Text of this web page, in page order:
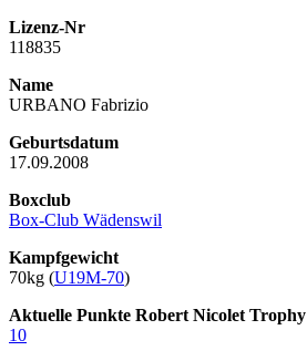
Lizenz-Nr
118835
Name
URBANO Fabrizio
Geburtsdatum
17.09.2008
Boxclub
Box-Club Wädenswil
Kampfgewicht
70kg (U19M-70)
Aktuelle Punkte Robert Nicolet Trophy
10